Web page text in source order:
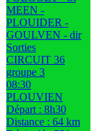
MEEN -
PLOUIDER -
GOULVEN - dir
Sorties
CIRCUIT 36
groupe 3
08:30
PLOUVIEN
Départ : 8h30
Distance : 64 km